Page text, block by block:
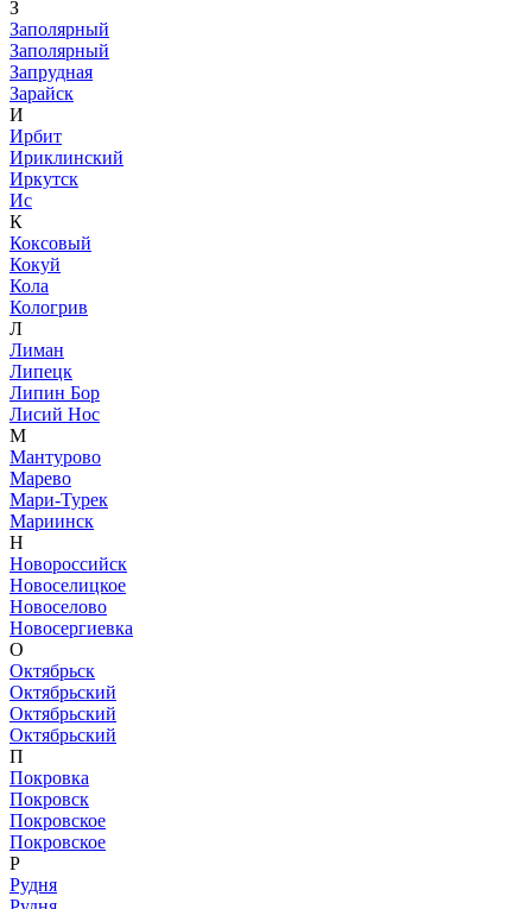
З
Заполярный
Заполярный
Запрудная
Зарайск
И
Ирбит
Ириклинский
Иркутск
Ис
К
Коксовый
Кокуй
Кола
Кологрив
Л
Лиман
Липецк
Липин Бор
Лисий Нос
М
Мантурово
Марево
Мари-Турек
Мариинск
Н
Новороссийск
Новоселицкое
Новоселово
Новосергиевка
О
Октябрьск
Октябрьский
Октябрьский
Октябрьский
П
Покровка
Покровск
Покровское
Покровское
Р
Рудня